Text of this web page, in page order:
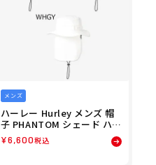
メンズ
ハーレー Hurley メンズ 帽
子 PHANTOM シェード ハッ
ト MCHW251072 26SU
¥6,600税込